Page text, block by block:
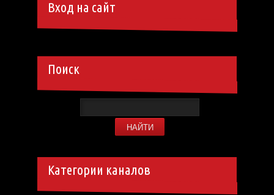
Вход на сайт
Поиск
Категории каналов